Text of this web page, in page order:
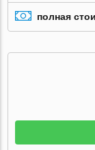
полная